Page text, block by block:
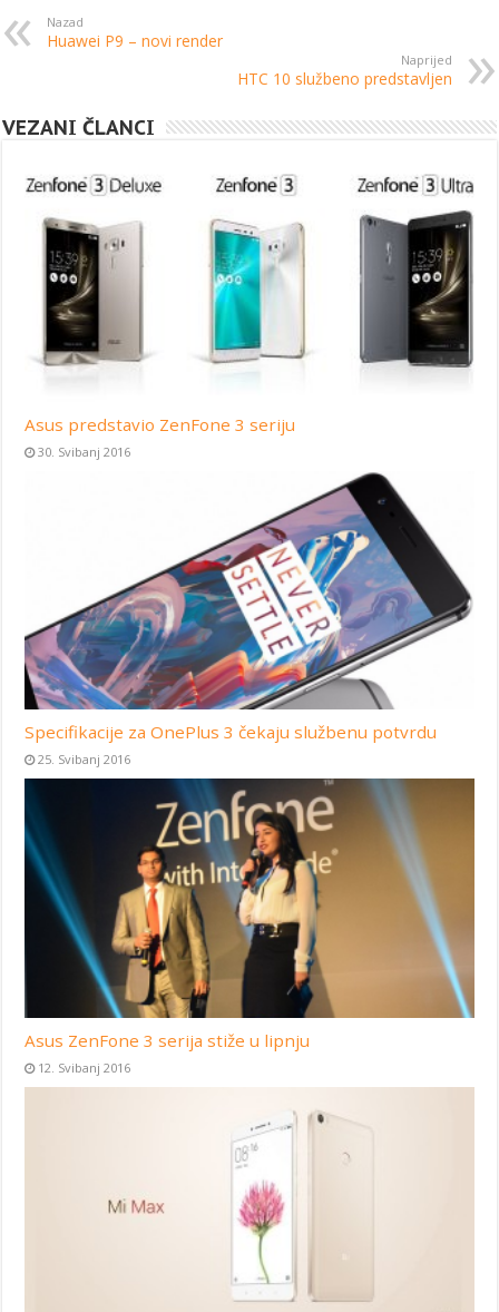
Nazad
Huawei P9 – novi render
Naprijed
HTC 10 službeno predstavljen
VEZANI ČLANCI
Asus predstavio ZenFone 3 seriju
30. Svibanj 2016
Specifikacije za OnePlus 3 čekaju službenu potvrdu
25. Svibanj 2016
Asus ZenFone 3 serija stiže u lipnju
12. Svibanj 2016